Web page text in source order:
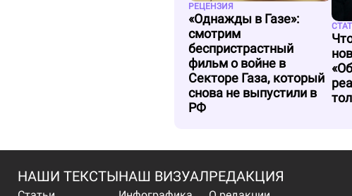
РЕЦЕНЗИЯ
«Однажды в Газе»:
смотрим
беспристрастный
фильм о войне в
Секторе Газа, который
снова не выпустили в
РФ
НАШИ ТЕКСТЫНАШ ВИЗУАЛРЕДАКЦИЯ